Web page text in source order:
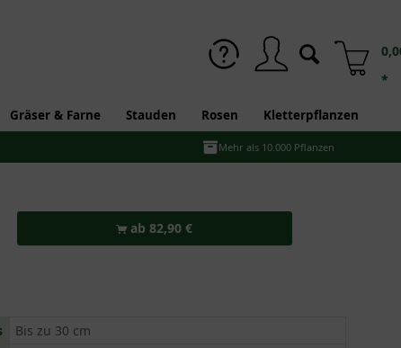
*
Gräser & Farne Stauden Rosen Kletterpflanzen
Mehr als 10.000 Pflanzen
ab 82,90 €
Bis zu 30 cm